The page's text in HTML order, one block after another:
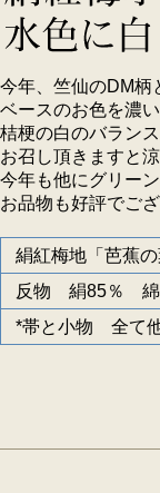
今年、竺仙のDM柄
ベースのお色を濃
桔梗の白のバラン
お召し頂きますと
今年も他にグリー
お品物も好評でござ
絹紅梅地「芭蕉の
反物 絹85％
*帯と小物 全て